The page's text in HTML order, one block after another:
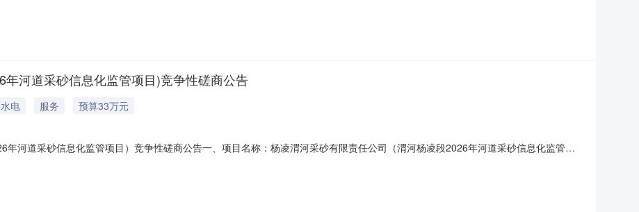
倒运装车费（装载机或挖掘机）零星外运机械台班（8小时）拟派项目负责人服务期杨凌渭河采砂有限公司采砂劳务项目218.00元/车
河道采砂信息化监管项目)竞争性磋商公告
电 服务
预算33万元
年河道采砂信息化监管项目）竞争性磋商公告一、项目名称：杨凌渭河采砂有限责任公司（渭河杨凌段2026年河道采砂信息化监管项
信息化建设涵盖视频监控系统、采砂设备智能定位监控系统、采砂计量系统、车辆进出管理系统、电子信息及纸质存档管理系统、信